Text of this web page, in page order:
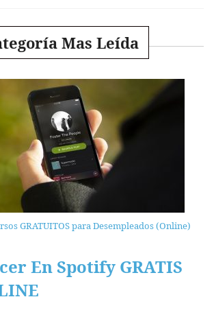
Mas Leída
GRATUITOS para Desempleados (Online)
En Spotify GRATIS